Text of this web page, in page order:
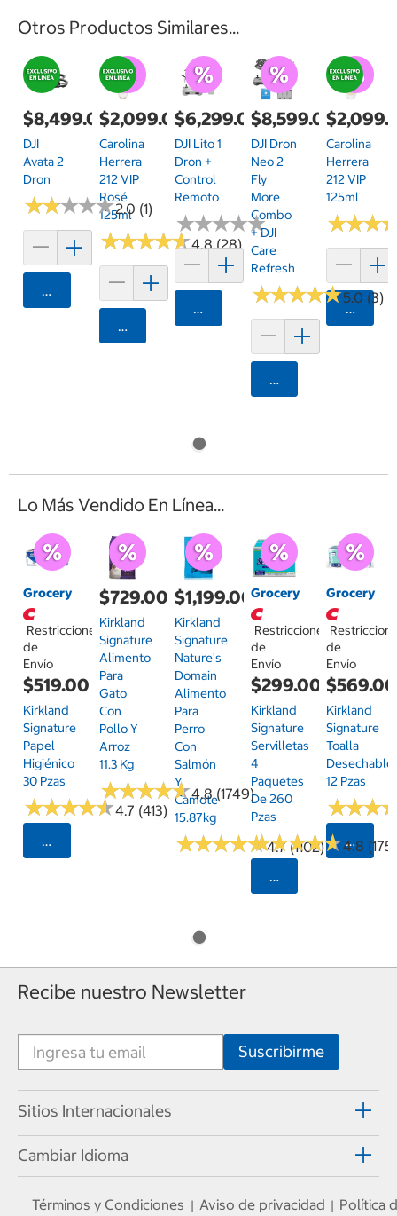
Otros Productos Similares...
$8,499.00
DJI
Avata 2
Dron
★★★★★
★★★★★2.0 (1)
Agregar
$2,099.00
Carolina
Herrera
212 VIP
Rosé
125ml
★★★★★
★★★★★4.8 (28)
Agregar
$6,299.00
DJI Lito 1
Dron +
Control
Remoto
★★★★★
★★★★★
Agregar
$8,599.00
DJI Dron
Neo 2
Fly
More
Combo
+ DJI
Care
Refresh
★★★★★
★★★★★5.0 (3)
Agregar
Carolina
Herrera
212 VIP
125ml
★★★
★★★
Lo Más Vendido En Línea...
Grocery
Restricciones
de
Envío
$519.00
Kirkland
Signature
Papel
Higiénico
30 Pzas
★★★★★
★★★★★4.7 (413)
Seleccionar Código Postal
$729.00
Kirkland
Signature
Alimento
Para
Gato
Con
Pollo Y
Arroz
11.3 Kg
★★★★★
★★★★★4.8 (1749)
$1,199.00
Kirkland
Signature
Nature's
Domain
Alimento
Para
Perro
Con
Salmón
Y
Camote
15.87kg
★★★★★
★★★★★4.7 (1102)
Grocery
Restricciones
de
Envío
$299.00
Kirkland
Signature
Servilletas
4
Paquetes
De 260
Pzas
★★★★★
★★★★★4.8 (175)
Seleccionar
Grocery
de
Envío
$569.00
Kirkland
Signature
Toalla
Desechable
12 Pzas
★★★
★★★
Recibe nuestro Newsletter
Sitios Internacionales
Cambiar Idioma
Términos y Condiciones | Aviso de privacidad | Política